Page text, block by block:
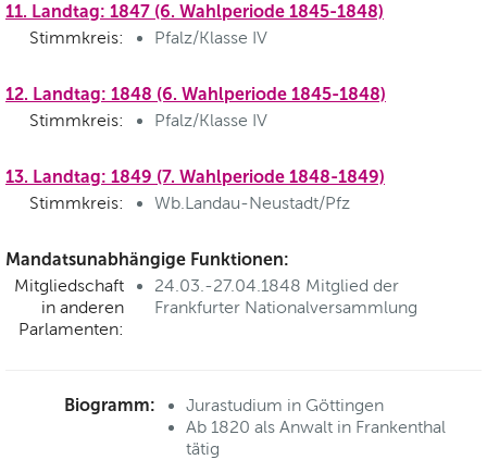
11. Landtag: 1847 (6. Wahlperiode 1845-1848)
Stimmkreis: Pfalz/Klasse IV
12. Landtag: 1848 (6. Wahlperiode 1845-1848)
Stimmkreis: Pfalz/Klasse IV
13. Landtag: 1849 (7. Wahlperiode 1848-1849)
Stimmkreis: Wb.Landau-Neustadt/Pfz
Mandatsunabhängige Funktionen:
Mitgliedschaft
in anderen
Parlamenten:
24.03.-27.04.1848 Mitglied der
Frankfurter Nationalversammlung
Biogramm:
Jurastudium in Göttingen
Ab 1820 als Anwalt in Frankenthal
tätig